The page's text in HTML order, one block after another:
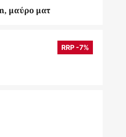
μαύρο ματ
RRP -7%